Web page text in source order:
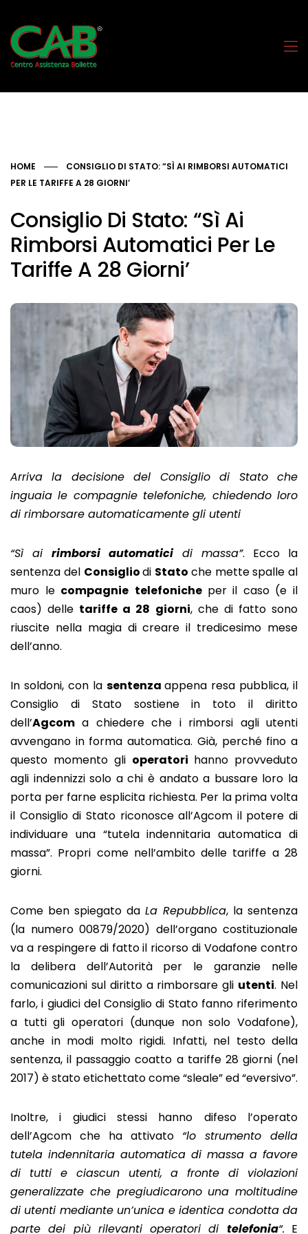
HOME
CONSIGLIO DI STATO: “SÌ AI RIMBORSI AUTOMATICI
PER LE TARIFFE A 28 GIORNI’
Consiglio Di Stato: “Sì Ai
Rimborsi Automatici Per Le
Tariffe A 28 Giorni’
Arriva la decisione del Consiglio di Stato che
inguaia le compagnie telefoniche, chiedendo loro
di rimborsare automaticamente gli utenti
“Sì airimborsi automatici di massa”. Ecco la
sentenza del Consigliodi Stato che mette spalle al
muro le compagnie telefoniche per il caso (e il
caos) delle tariffe a 28 giorni, che di fatto sono
riuscite nella magia di creare il tredicesimo mese
dell’anno.
In soldoni, con la sentenzaappena resa pubblica, il
Consiglio di Stato sostiene in toto il diritto
dell’Agcom a chiedere che i rimborsi agli utenti
avvengano in forma automatica. Già, perché fino a
questo momento gli operatori hanno provveduto
agli indennizzi solo a chi è andato a bussare loro la
porta per farne esplicita richiesta. Per la prima volta
il Consiglio di Stato riconosce all’Agcom il potere di
individuare una “tutela indennitaria automatica di
massa”. Propri come nell’ambito delle tariffe a 28
giorni.
Come ben spiegato da La Repubblica, la sentenza
(la numero 00879/2020) dell’organo costituzionale
va a respingere di fatto il ricorso di Vodafone contro
la delibera dell’Autorità per le garanzie nelle
comunicazioni sul diritto a rimborsare gli utenti. Nel
farlo, i giudici del Consiglio di Stato fanno riferimento
a tutti gli operatori (dunque non solo Vodafone),
anche in modi molto rigidi. Infatti, nel testo della
sentenza, il passaggio coatto a tariffe 28 giorni (nel
2017) è stato etichettato come “sleale” ed “eversivo”.
Inoltre, i giudici stessi hanno difeso l’operato
dell’Agcom che ha attivato “lo strumento della
tutela indennitaria automatica di massa a favore
di tutti e ciascun utenti, a fronte di violazioni
generalizzate che pregiudicarono una moltitudine
di utenti mediante un’unica e identica condotta da
parte dei più rilevanti operatori di telefonia“. E